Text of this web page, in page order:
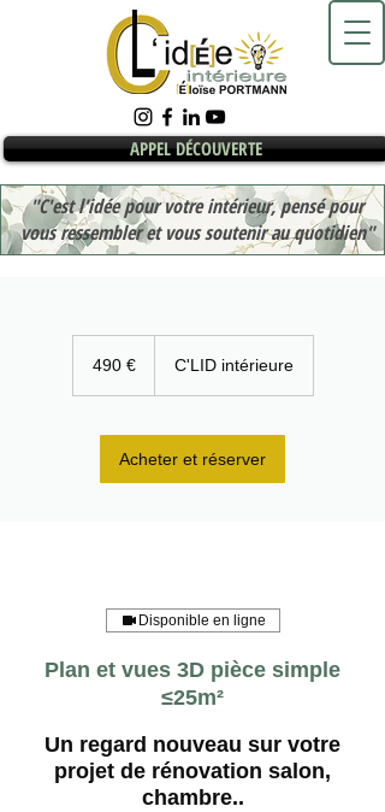
APPEL DÉCOUVERTE
"C'est l'idée pour votre intérieur, pensé pour
vous ressembler et vous soutenir au quotidien"
Disponible en ligne
Plan et vues 3D pièce simple
≤25m²
Un regard nouveau sur votre
projet de rénovation salon,
chambre..
490 € C'LID intérieure
Acheter et réserver